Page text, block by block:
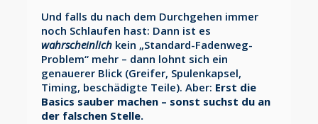
Und falls du nach dem Durchgehen immer
noch Schlaufen hast: Dann ist es
wahrscheinlich kein „Standard-Fadenweg-
Problem“ mehr – dann lohnt sich ein
genauerer Blick (Greifer, Spulenkapsel,
Timing, beschädigte Teile). Aber: Erst die
Basics sauber machen – sonst suchst du an
der falschen Stelle.